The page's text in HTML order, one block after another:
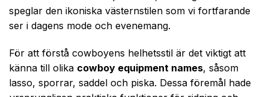
speglar den ikoniska västernstilen som vi fortfarande
ser i dagens mode och evenemang.
För att förstå cowboyens helhetsstil är det viktigt att
känna till olika cowboy equipment names, såsom
lasso, sporrar, saddel och piska. Dessa föremål hade